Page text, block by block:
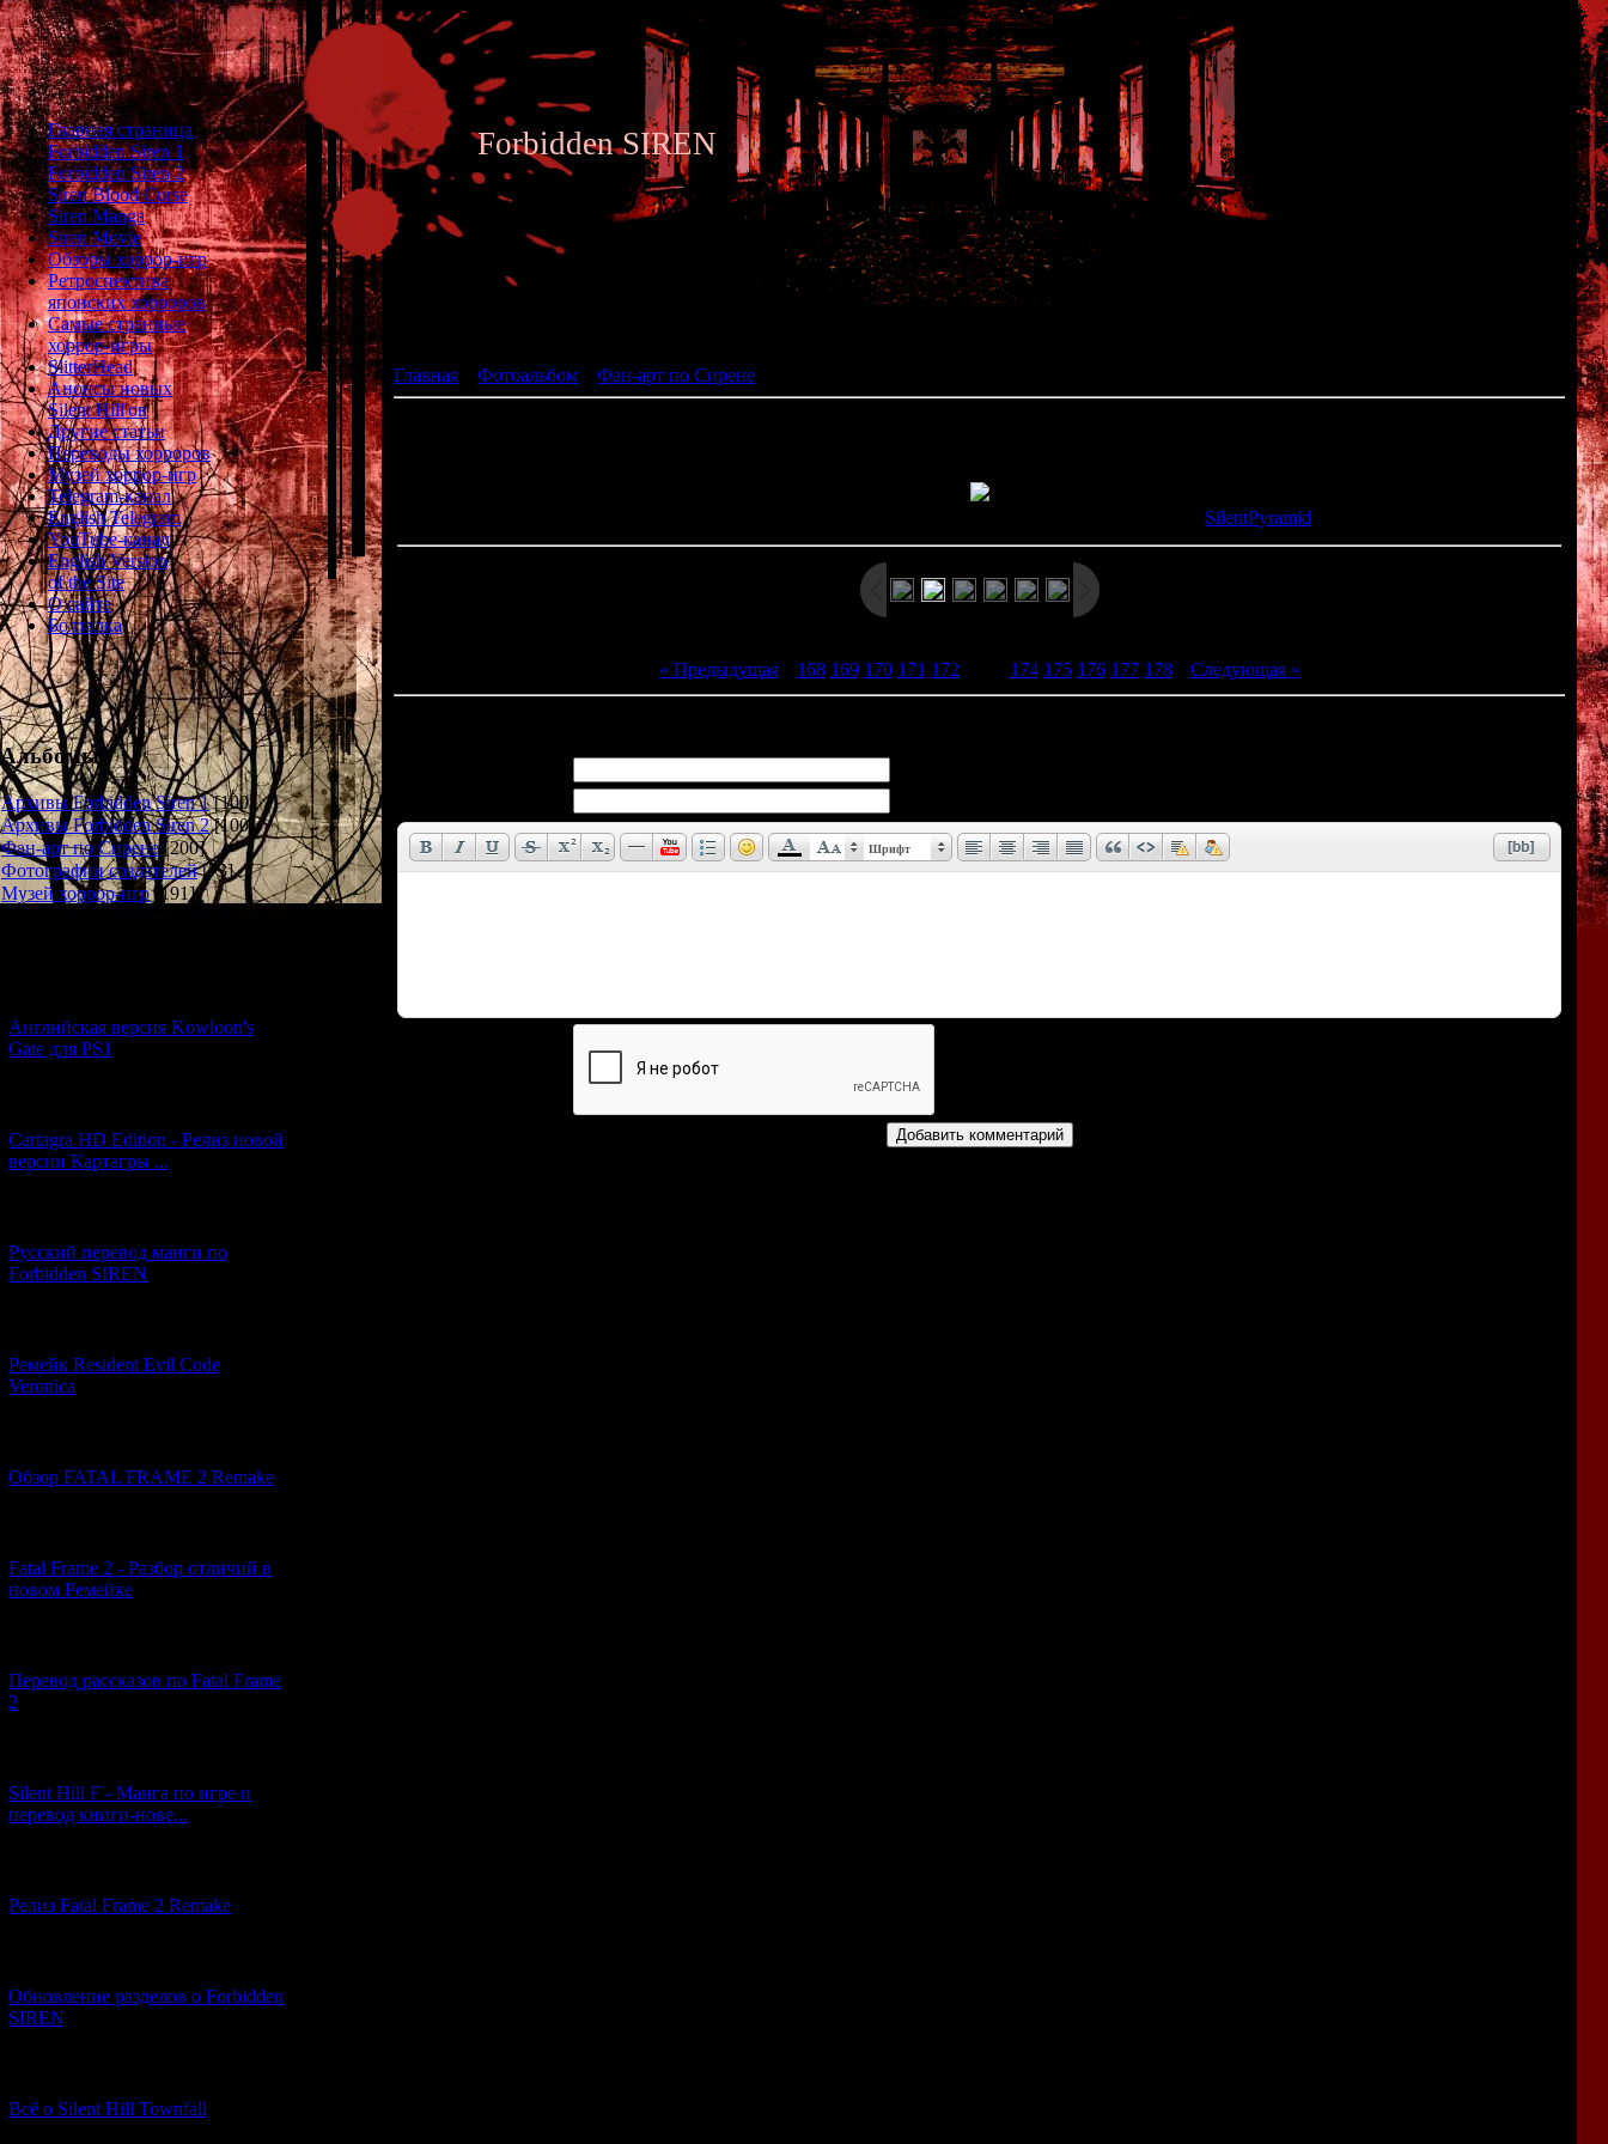
Главная страница
Forbidden Siren 1
Forbidden Siren 2
Siren Blood Curse
Siren Manga
Siren Movie
Обзоры хоррор-игр
Ретроспектива
японских хорроров
Самые странные
хоррор-игры
SlitterHead
Анонсы новых
Silent Hill'ов
Другие статьи
Переводы хорроров
Музей хоррор-игр
Telegram-канал
English Telegram
YouTube-канал
English Version
of the Site
О сайте
Болталка
Альбомы
Архивы Forbidden Siren 1 [100]
Архивы Forbidden Siren 2 [100]
Фан-арт по Сирене [200]
Фотографии создателей [73]
Музей хоррор-игр
[191]
Английская версия Kowloon's
Gate для PS1
Cartagra HD Edition - Релиз новой
версии Картагры ...
Русский перевод манги по
Forbidden SIREN
Ремейк Resident Evil Code
Veronica
Обзор FATAL FRAME 2 Remake
Fatal Frame 2 - Разбор отличий в
новом Ремейке
Перевод рассказов по Fatal Frame
2
Silent Hill F - Манга по игре и
перевод книги-нове...
Релиз Fatal Frame 2 Remake
Обновление разделов о Forbidden
SIREN
Всё о Silent Hill Townfall
Forbidden SIREN
Главная Фотоальбом Фан-арт по Сирене
SilentPyramid
« Предыдущая| 168 169 170 171 172 174 175 176 177 178| Следующая »
Шрифт